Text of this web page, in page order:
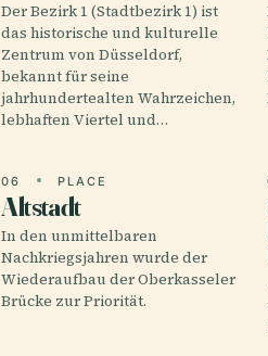
Der Bezirk 1 (Stadtbezirk 1) ist
das historische und kulturelle
Zentrum von Düsseldorf,
bekannt für seine
jahrhundertealten Wahrzeichen,
lebhaften Viertel und…
06 PLACE
Altstadt
In den unmittelbaren
Nachkriegsjahren wurde der
Wiederaufbau der Oberkasseler
Brücke zur Priorität.